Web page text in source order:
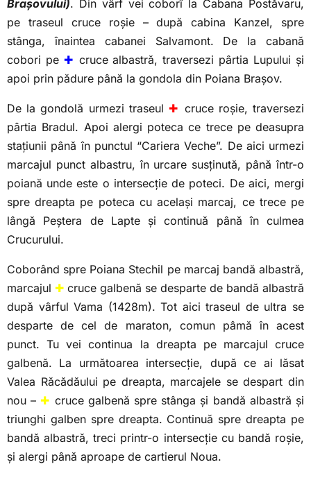
Brașovului). Din vârf vei coborî la Cabana Postăvaru,
pe traseul cruce roșie – după cabina Kanzel, spre
stânga, înaintea cabanei Salvamont. De la cabană
cobori pe ✚ cruce albastră, traversezi pârtia Lupului și
apoi prin pădure până la gondola din Poiana Brașov.
De la gondolă urmezi traseul✚ cruce roșie, traversezi
pârtia Bradul. Apoi alergi poteca ce trece pe deasupra
stațiunii până în punctul “Cariera Veche”. De aici urmezi
marcajul punct albastru, în urcare susținută, până într-o
poiană unde este o intersecție de poteci. De aici, mergi
spre dreapta pe poteca cu același marcaj, ce trece pe
lângă Peștera de Lapte și continuă până în culmea
Crucurului.
Coborând spre Poiana Stechil pe marcaj bandă albastră,
marcajul ✚ cruce galbenă se desparte de bandă albastră
după vârful Vama (1428m). Tot aici traseul de ultra se
desparte de cel de maraton, comun pâmă în acest
punct. Tu vei continua la dreapta pe marcajul cruce
galbenă. La următoarea intersecție, după ce ai lăsat
Valea Răcădăului pe dreapta, marcajele se despart din
nou –✚ cruce galbenă spre stânga și bandă albastră și
triunghi galben spre dreapta. Continuă spre dreapta pe
bandă albastră, treci printr-o intersecție cu bandă roșie,
și alergi până aproape de cartierul Noua.